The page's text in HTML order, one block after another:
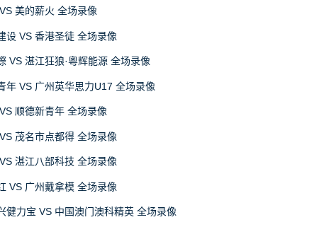
美的薪火 全场录像
设 VS 香港圣徒 全场录像
VS 湛江狂狼·粵辉能源 全场录像
年 VS 广州英华思力U17 全场录像
顺德新青年 全场录像
茂名市点都得 全场录像
湛江八部科技 全场录像
VS 广州戴拿模 全场录像
力宝 VS 中国澳门澳科精英 全场录像